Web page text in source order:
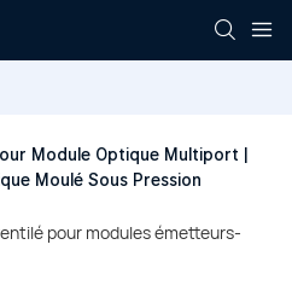
Module Optique Multiport |
Moulé Sous Pression
pour modules émetteurs-